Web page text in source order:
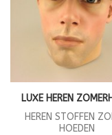
LUXE HEREN
HEREN STOFFEN
HOEDEN